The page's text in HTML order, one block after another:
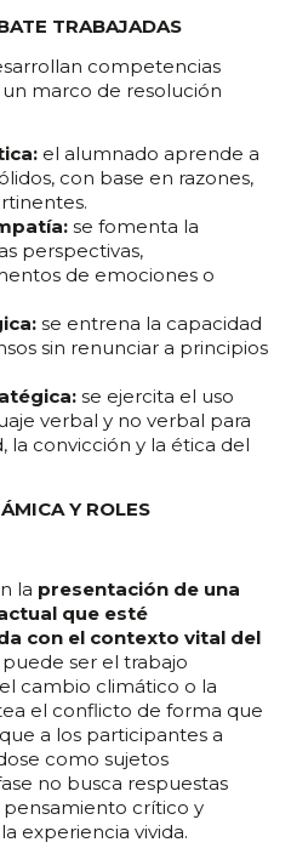
TRABAJADAS
competencias
marco de resolución
el alumnado aprende a
con base en razones,
se fomenta la
perspectivas,
de emociones o
se entrena la capacidad
sin renunciar a principios
se ejercita el uso
verbal y no verbal para
la convicción y la ética del
Y ROLES
la presentación de una
que esté
con el contexto vital del
ser el trabajo
cambio climático o la
el conflicto de forma que
a los participantes a
como sujetos
no busca respuestas
pensamiento crítico y
experiencia vivida.